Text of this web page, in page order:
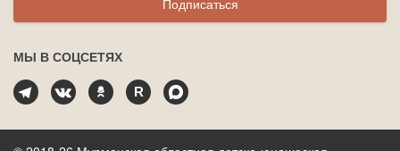
Подписаться
МЫ В СОЦСЕТЯХ